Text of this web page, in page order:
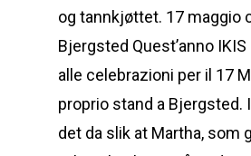
og tannkjøttet. 17 maggio
Bjergsted Quest’anno
alle celebrazioni per il 17
proprio stand a Bjergsted.
det da slik at Martha, som